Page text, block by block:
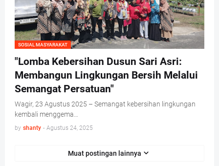
SOSIAL MASYARAKAT
"Lomba Kebersihan Dusun Sari Asri:
Membangun Lingkungan Bersih Melalui
Semangat Persatuan"
Wagir, 23 Agustus 2025 – Semangat kebersihan lingkungan
kembali menggema…
by shanty - Agustus 24, 2025
Muat postingan lainnya